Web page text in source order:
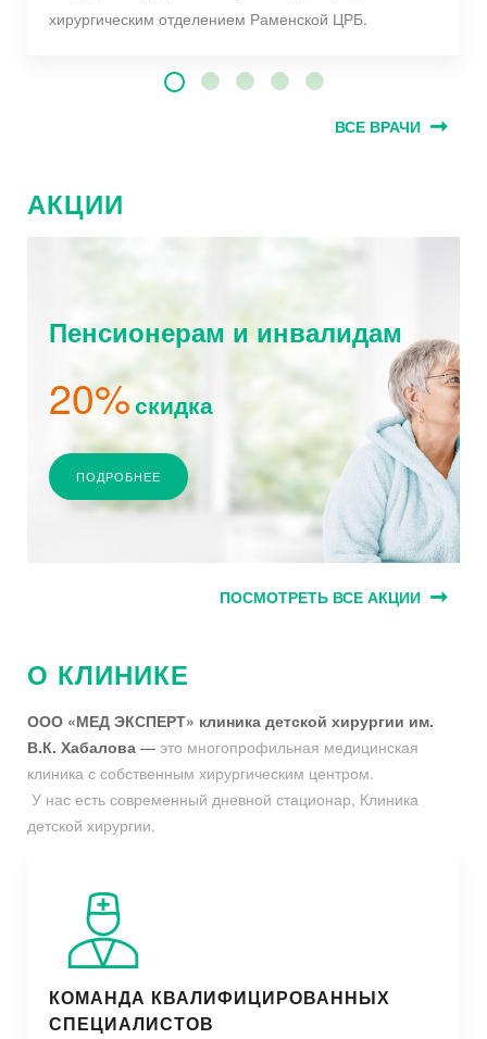
хирургическим отделением Раменской ЦРБ.
ВСЕ ВРАЧИ
АКЦИИ
Пенсионерам и инвалидам
20%скидка
ПОДРОБНЕЕ
ПОСМОТРЕТЬ ВСЕ АКЦИИ
О КЛИНИКЕ
ООО «МЕД ЭКСПЕРТ» клиника детской хирургии им.
В.К. Хабалова — это многопрофильная медицинская
клиника с собственным хирургическим центром.
У нас есть современный дневной стационар, Клиника
детской хирургии.
КОМАНДА КВАЛИФИЦИРОВАННЫХ
СПЕЦИАЛИСТОВ